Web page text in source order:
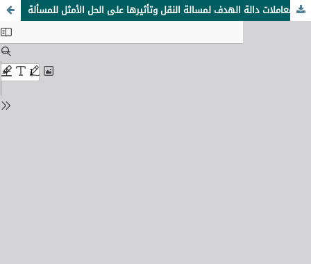
تغير معاملات دالة الهدف لمسالة النقل وتأثيرها على الحل الأمثل للمسألة